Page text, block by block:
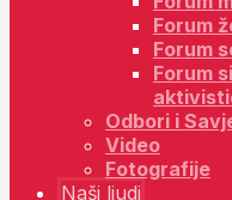
Forum
Forum
Forum
Odbori i
Video
Fotografije
Naši ljudi